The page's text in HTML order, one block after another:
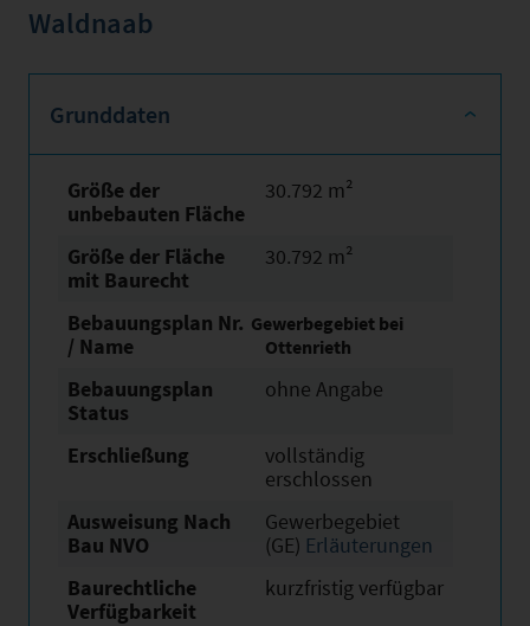
Waldnaab
Grunddaten
Größe der
unbebauten Fläche
30.792 m²
Größe der Fläche
mit Baurecht
30.792 m²
Bebauungsplan Nr.
/ Name
Gewerbegebiet bei
Ottenrieth
Bebauungsplan
Status
ohne Angabe
Erschließung
vollständig
erschlossen
Ausweisung Nach
Bau NVO
Gewerbegebiet
(GE) Erläuterungen
Baurechtliche
Verfügbarkeit
kurzfristig verfügbar